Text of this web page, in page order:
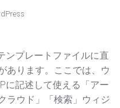
ンプレートファイルに直
あります。ここでは、ウ
に記述して使える「アー
ラウド」「検索」ウィジ